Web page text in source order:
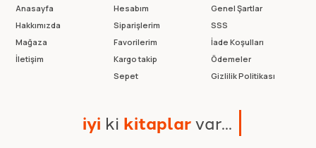
Anasayfa
Hakkımızda
Mağaza
İletişim
Hesabım
Siparişlerim
Favorilerim
Kargo takip
Sepet
Genel Şartlar
SSS
İade Koşulları
Ödemeler
Gizlilik Politikası
iyi ki kitaplarvar...